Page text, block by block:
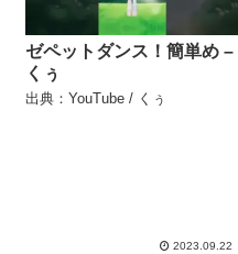
ゼペットダンス！簡単め –
くぅ
出典：YouTube / くぅ
2023.09.22